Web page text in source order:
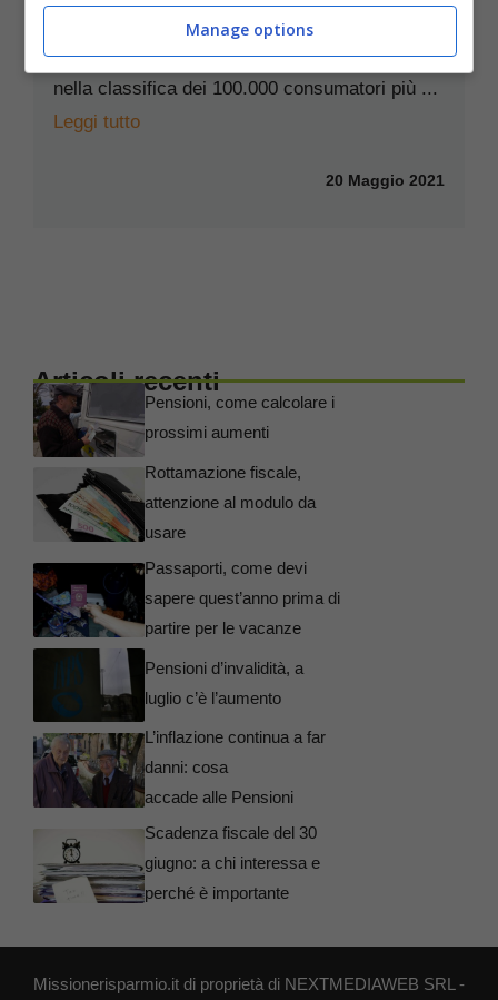
per il bonus da 1500 euro
C’è tempo fino al 30 giugno 2021 per entrare
nella classifica dei 100.000 consumatori più ...
Leggi tutto
20 Maggio 2021
Articoli recenti
Pensioni, come calcolare i
prossimi aumenti
Rottamazione fiscale,
attenzione al modulo da
usare
Passaporti, come devi
sapere quest’anno prima di
partire per le vacanze
Pensioni d’invalidità, a
luglio c’è l’aumento
L’inflazione continua a far
danni: cosa
accade alle Pensioni
Scadenza fiscale del 30
giugno: a chi interessa e
perché è importante
Missionerisparmio.it di proprietà di NEXTMEDIAWEB SRL -
Manage options